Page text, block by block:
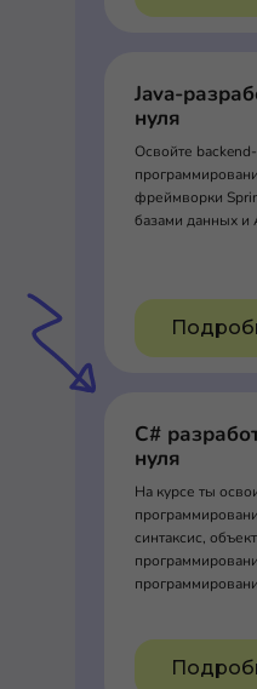
Java-
нуля
Освойте
фреймворки
базами данных и
C#
нуля
На курсе ты
синтаксис,